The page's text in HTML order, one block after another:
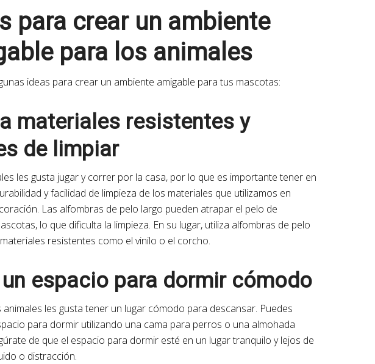
para crear un ambiente
para los animales
ideas para crear un ambiente amigable para tus mascotas:
materiales resistentes y
de limpiar
les gusta jugar y correr por la casa, por lo que es importante tener en
y facilidad de limpieza de los materiales que utilizamos en
Las alfombras de pelo largo pueden atrapar el pelo de
lo que dificulta la limpieza. En su lugar, utiliza alfombras de pelo
resistentes como el vinilo o el corcho.
un espacio para dormir cómodo
les gusta tener un lugar cómodo para descansar. Puedes
para dormir utilizando una cama para perros o una almohada
de que el espacio para dormir esté en un lugar tranquilo y lejos de
o distracción.